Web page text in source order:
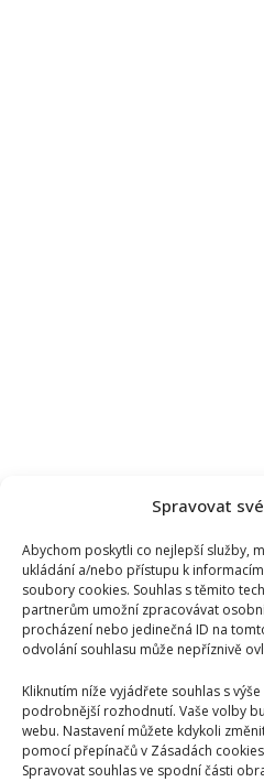
Spravovat
Abychom poskytli co nejlepší služby,
ukládání a/nebo přístupu k
soubory cookies. Souhlas s těmito
partnerům umožní zpracovávat
procházení nebo jedinečná ID na
odvolání souhlasu může nepříznivě
Kliknutím níže vyjádřete souhlas s
podrobnější rozhodnutí. Vaše volby
webu. Nastavení můžete kdykoli
pomocí přepínačů v Zásadách
Spravovat souhlas ve spodní části